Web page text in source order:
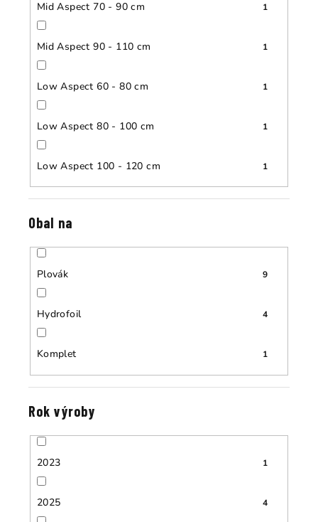
Mid Aspect 70 - 90 cm 1
Mid Aspect 90 - 110 cm 1
Low Aspect 60 - 80 cm 1
Low Aspect 80 - 100 cm 1
Low Aspect 100 - 120 cm 1
Obal na
Plovák 9
Hydrofoil 4
Komplet 1
Rok výroby
2023 1
2025 4